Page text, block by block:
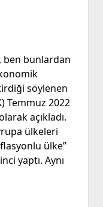
ben bunlardan
söylenen
Temmuz 2022
açıkladı.
ülkeleri
ülke”
yaptı. Aynı